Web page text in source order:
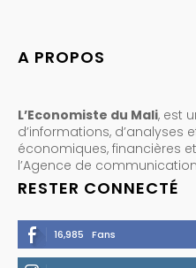
A PROPOS
L’Economiste du Mali, est
d’informations, d’analyses
économiques, financières
l’Agence de communication
RESTER CONNECTÉ
16,985 Fans